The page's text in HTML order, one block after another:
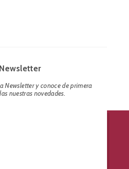
Newsletter
Newsletter y conoce de primera
nuestras novedades.